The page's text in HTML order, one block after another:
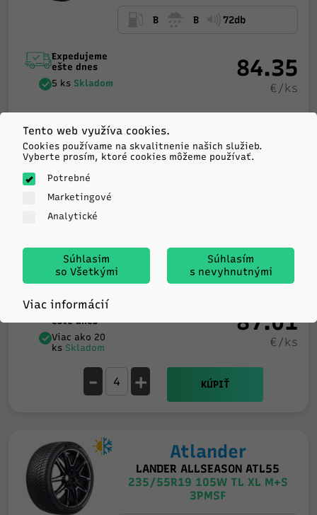
B B 72db
Expedujeme
ešte dnes
5 ks Skladom
84.35
€/ks
- +
A 70db
Expedujeme
ešte dnes
Viac ako 20
ks Skladom
87.01
€/ks
- + KÚPIŤ
Atlander
LANDER ALLSEASON ATL55
235/55R19 105W TL XL M+S
3PMSF
Tento web využíva cookies.
Cookies používame na skvalitnenie našich služieb.
Vyberte prosím, ktoré cookies môžeme používať.
Potrebné
Marketingové
Analytické
Súhlasim
so Všetkými
Súhlasím
s nevyhnutnými
Viac informácií